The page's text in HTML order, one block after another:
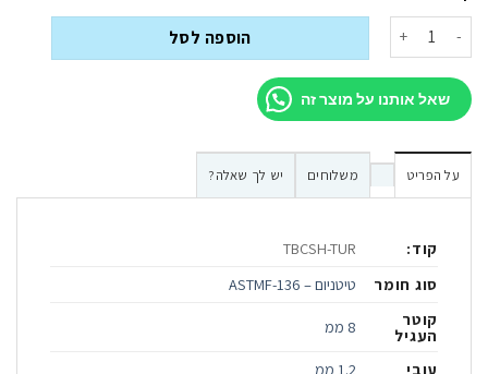
כמות של עגיל הליקס / ספטום קליקר מטיטניום 1.2 * 8 מ"מ אבני טורקיז
הוספה לסל
שאל אותנו על מוצר זה
על הפריט משלוחים יש לך שאלה?
קוד:
TBCSH-TUR
סוג חומר
טיטניום – ASTMF-136
קוטר
העגיל 8 ממ
עובי 1.2 ממ